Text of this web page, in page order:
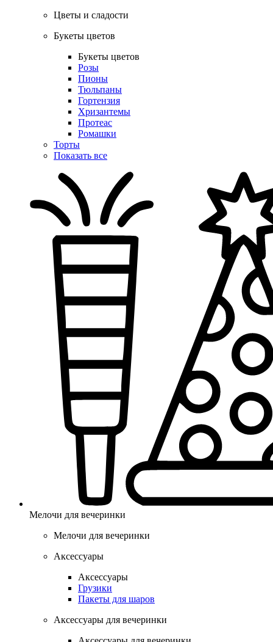
Цветы и сладости
Букеты цветов
Букеты цветов
Розы
Пионы
Тюльпаны
Гортензия
Хризантемы
Протеас
Ромашки
Торты
Показать все
Мелочи для вечеринки
Мелочи для вечеринки
Аксессуары
Аксессуары
Грузики
Пакеты для шаров
Аксессуары для вечеринки